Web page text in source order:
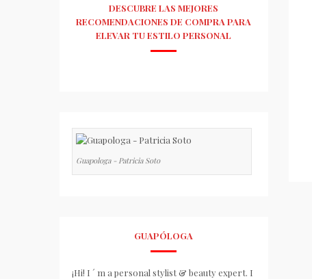
DESCUBRE LAS MEJORES
RECOMENDACIONES DE COMPRA PARA
ELEVAR TU ESTILO PERSONAL
Guapologa - Patricia Soto
GUAPÓLOGA
¡Hi! I ´ m a personal stylist & beauty expert. I